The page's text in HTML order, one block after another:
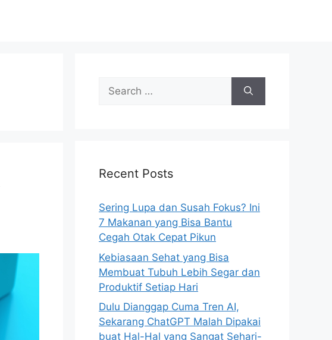
f
r
:
Recent Posts
Sering Lupa dan Susah Fokus? Ini
7 Makanan yang Bisa Bantu
Cegah Otak Cepat Pikun
Kebiasaan Sehat yang Bisa
Membuat Tubuh Lebih Segar dan
Produktif Setiap Hari
Dulu Dianggap Cuma Tren AI,
Sekarang ChatGPT Malah Dipakai
buat Hal-Hal yang Sangat Sehari-